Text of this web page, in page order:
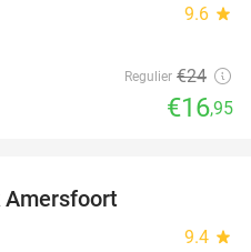
9.6 star
Regulier €24
€16,95
Amersfoort
9.4 star